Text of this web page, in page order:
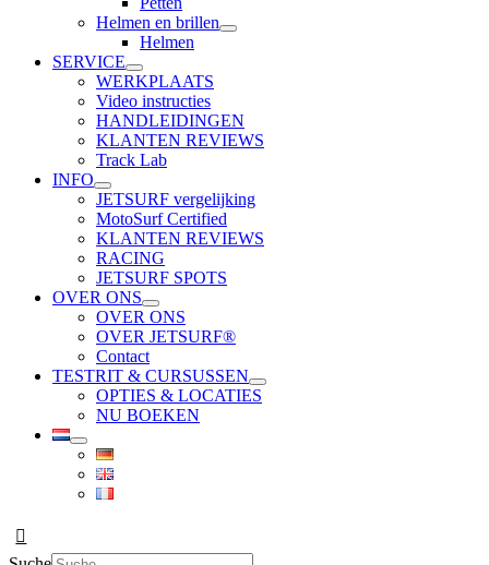
Helmen en brillen
Helmen
SERVICE
WERKPLAATS
Video instructies
HANDLEIDINGEN
KLANTEN REVIEWS
Track Lab
INFO
JETSURF vergelijking
MotoSurf Certified
KLANTEN REVIEWS
RACING
JETSURF SPOTS
OVER ONS
OVER ONS
OVER JETSURF®
Contact
TESTRIT & CURSUSSEN
OPTIES & LOCATIES
NU BOEKEN